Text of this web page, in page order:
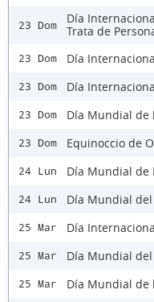
23 Dom
Día
Trata de
23 Dom Día
23 Dom Día
23 Dom Día Mundial de
23 Dom Equinoccio de
24 Lun Día Mundial de
24 Lun Día Mundial
25 Mar Día
25 Mar Día Mundial
25 Mar Día Mundial de